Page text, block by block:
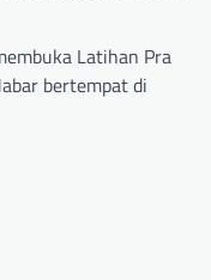
Latihan Pra
bertempat di